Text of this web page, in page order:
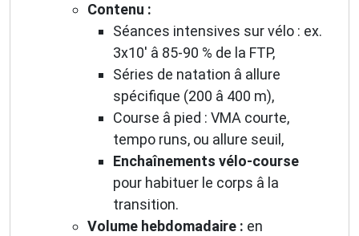
Contenu :
Séances intensives sur vélo : ex.
3x10' â 85-90 % de la FTP,
Séries de natation â allure
spécifique (200 â 400 m),
Course â pied : VMA courte,
tempo runs, ou allure seuil,
Enchaînements vélo-course
pour habituer le corps â la
transition.
Volume hebdomadaire : en